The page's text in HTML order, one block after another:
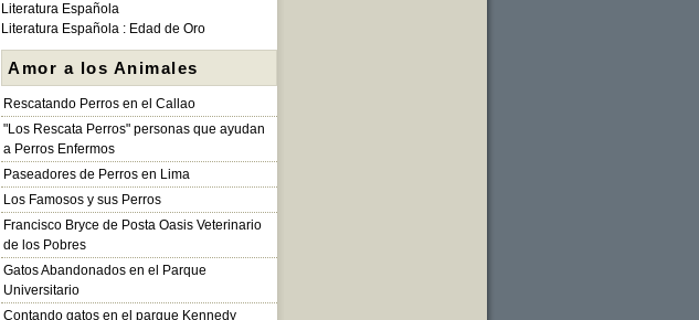
Literatura Española
Literatura Española : Edad de Oro
Amor a los Animales
Rescatando Perros en el Callao
"Los Rescata Perros" personas que ayudan
a Perros Enfermos
Paseadores de Perros en Lima
Los Famosos y sus Perros
Francisco Bryce de Posta Oasis Veterinario
de los Pobres
Gatos Abandonados en el Parque
Universitario
Contando gatos en el parque Kennedy